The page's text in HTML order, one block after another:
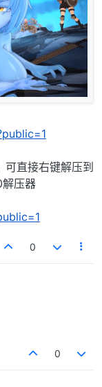
直接右键解压到
解压器
0
0